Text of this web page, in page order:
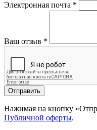
Электронная почта *
Ваш отзыв *
Отправить
Нажимая на кнопку
Публичной оферты.